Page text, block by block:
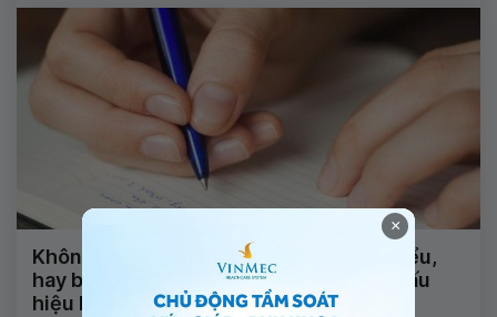
Không nói được, nhìn mặt chữ không hiểu,
hay bị động kinh và tê đầu ngón tay là dấu
hiệu bệnh gì?
×